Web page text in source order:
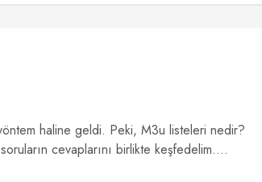
haline geldi. Peki, M3u listeleri nedir?
cevaplarını birlikte keşfedelim....